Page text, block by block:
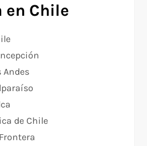
Chile
Andes
de Chile